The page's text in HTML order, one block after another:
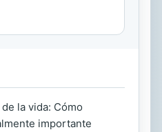
la vida: Cómo
importante